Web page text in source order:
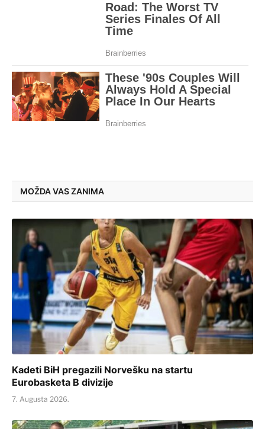
MOŽDA VAS ZANIMA
Kadeti BiH pregazili Norvešku na startu
Eurobasketa B divizije
7. Augusta 2026.